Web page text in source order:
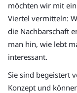
möchten wir mit
Viertel vermitteln:
die Nachbarschaft
man hin, wie lebt
interessant.
Sie sind begeistert
Konzept und